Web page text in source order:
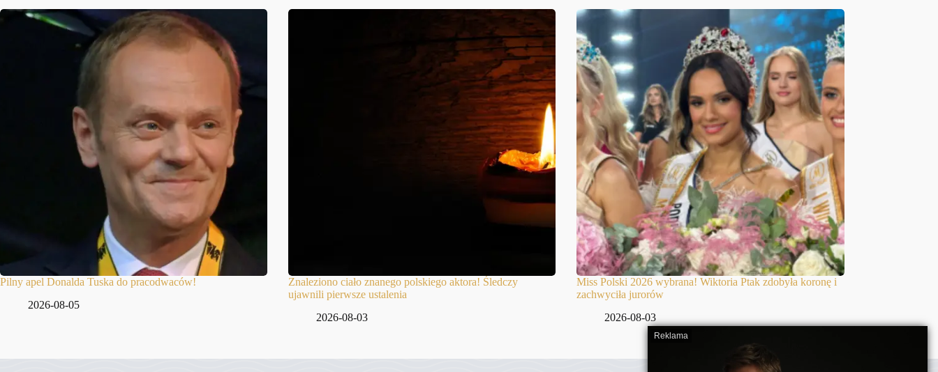
Pilny apel Donalda Tuska do pracodwaców!
2026-08-05
Znaleziono ciało znanego polskiego aktora! Śledczy
ujawnili pierwsze ustalenia
2026-08-03
Miss Polski 2026 wybrana! Wiktoria Ptak zdobyła koronę i
zachwyciła jurorów
2026-08-03